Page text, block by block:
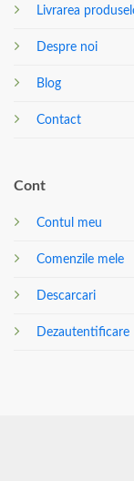
Livrarea
Despre noi
Blog
Contact
Cont
Contul meu
Comenzile mele
Descarcari
Dezautentificare